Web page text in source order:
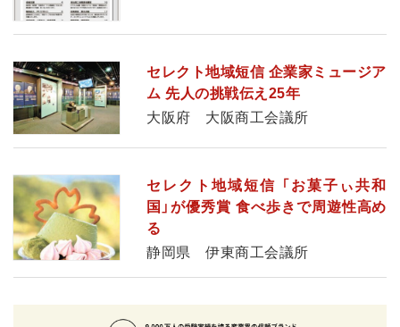
セレクト地域短信 企業家ミュージア
ム 先人の挑戦伝え25年
大阪府 大阪商工会議所
セレクト地域短信 「お菓子ぃ共和
国」が優秀賞 食べ歩きで周遊性高め
る
静岡県 伊東商工会議所